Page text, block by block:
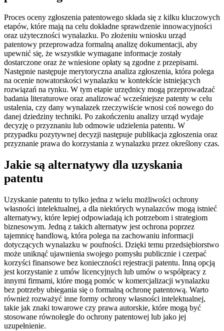
Proces oceny zgłoszenia patentowego składa się z kilku kluczowych
etapów, które mają na celu dokładne sprawdzenie innowacyjności
oraz użyteczności wynalazku. Po złożeniu wniosku urząd
patentowy przeprowadza formalną analizę dokumentacji, aby
upewnić się, że wszystkie wymagane informacje zostały
dostarczone oraz że wniesione opłaty są zgodne z przepisami.
Następnie następuje merytoryczna analiza zgłoszenia, która polega
na ocenie nowatorskości wynalazku w kontekście istniejących
rozwiązań na rynku. W tym etapie urzędnicy mogą przeprowadzać
badania literaturowe oraz analizować wcześniejsze patenty w celu
ustalenia, czy dany wynalazek rzeczywiście wnosi coś nowego do
danej dziedziny techniki. Po zakończeniu analizy urząd wydaje
decyzję o przyznaniu lub odmowie udzielenia patentu. W
przypadku pozytywnej decyzji następuje publikacja zgłoszenia oraz
przyznanie prawa do korzystania z wynalazku przez określony czas.
Jakie są alternatywy dla uzyskania
patentu
Uzyskanie patentu to tylko jedna z wielu możliwości ochrony
własności intelektualnej, a dla niektórych wynalazców mogą istnieć
alternatywy, które lepiej odpowiadają ich potrzebom i strategiom
biznesowym. Jedną z takich alternatyw jest ochrona poprzez
tajemnicę handlową, która polega na zachowaniu informacji
dotyczących wynalazku w poufności. Dzięki temu przedsiębiorstwo
może uniknąć ujawnienia swojego pomysłu publicznie i czerpać
korzyści finansowe bez konieczności rejestracji patentu. Inną opcją
jest korzystanie z umów licencyjnych lub umów o współpracy z
innymi firmami, które mogą pomóc w komercjalizacji wynalazku
bez potrzeby ubiegania się o formalną ochronę patentową. Warto
również rozważyć inne formy ochrony własności intelektualnej,
takie jak znaki towarowe czy prawa autorskie, które mogą być
stosowane równolegle do ochrony patentowej lub jako jej
uzupełnienie.